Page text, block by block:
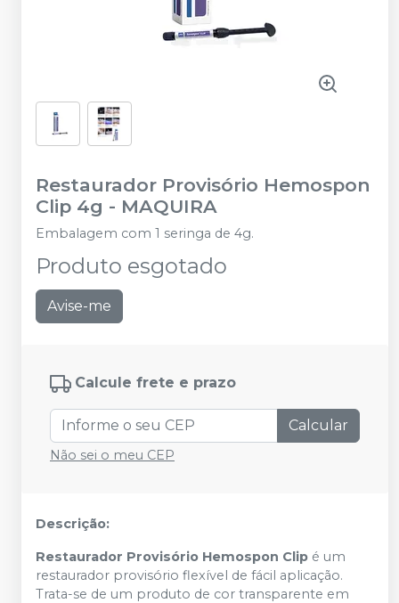
Restaurador Provisório Hemospon
Clip 4g - MAQUIRA
Embalagem com 1 seringa de 4g.
Produto esgotado
Avise-me
Calcule frete e prazo
Calcular
Não sei o meu CEP
Descrição:
Restaurador Provisório Hemospon Clip é um
restaurador provisório flexível de fácil aplicação.
Trata-se de um produto de cor transparente em